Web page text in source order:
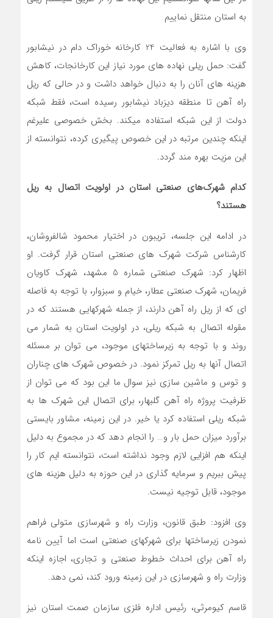
به استان منتقل نماییم
وی با اشاره به فعالیت 24 کارخانه خوراک دام در نیشابور
گفت: حمل ریلی نهاده های مورد نیاز این کارخانجات، کاهش
هزینه های آنان را به دنبال خواهد داشت و در حالی که ریل
راه آهن تا منطقه دیزباد نیشابور رسیده است، فقط شبکه
دولت از این شبکه استفاده میکند. بخش خصوصی علیرغم
اینکه چندین مرتبه در این خصوص پیگیری کرده، نتوانسته از
این مزیت بهره مند گردد.
کدام شهرک‌های صنعتی استان در اولویت اتصال به ریل
هستند؟
در ادامه این جلسه، تریبون در اختیار محمود شالفروشان،
کارشناس شرکت شهرک های صنعتی استان قرار گرفت. او
اظهار کرد: شهرک صنعتی شماره 5 مشهد، شهرک کاویان
فریمان، شهرک صنعتی عطار، خیام و سبزوار، با توجه به فاصله
ای که از ریل راه آهن دارند، از جمله شهرکهایی هستند که در
مقوله اتصال به شبکه ریلی، در اولویت استان به شمار می
روند و با توجه به زیرساختهای موجود، می توان بر مسئله
اتصال آنها به ریل تمرکز نمود. در خصوص شهرک های چناران
و توس و ماشین سازی نیز سوال ما این بود که می توان از
ظرفیت پروژه راه آهن گلبهار، برای اتصال این شهرک ها به
شبکه ریلی استفاده کرد یا خیر. در این زمینه، مشاور بایستی
برآورد میزان حمل بار و… را انجام دهد که در مجموع به دلیل
اینکه هم افزایی لازم وجود نداشته است، نتوانسته ایم کار را
پیش ببریم و سرمایه گذاری در این حوزه به دلیل هزینه های
موجود، قابل توجیه نیست.
وی افزود: طبق قانون، وزارت راه و شهرسازی متولی فراهم
نمودن زیرساختها برای شهرکهای صنعتی است اما آیین نامه
راه آهن برای احداث خطوط صنعتی و تجاری، اجازه اینکه
وزارت راه و شهرسازی در این زمینه ورود کند، نمی دهد.
قاسم کیومرثی، رئیس اداره فلزی سازمان صمت استان نیز